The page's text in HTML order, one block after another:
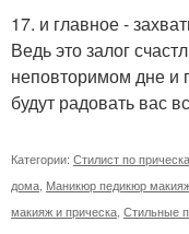
17. и главное -
Ведь это залог
неповторимом дне и
будут радовать вас
Категории: Стилист по
дома Маникюр педикюр
макияж и прическа Стильные